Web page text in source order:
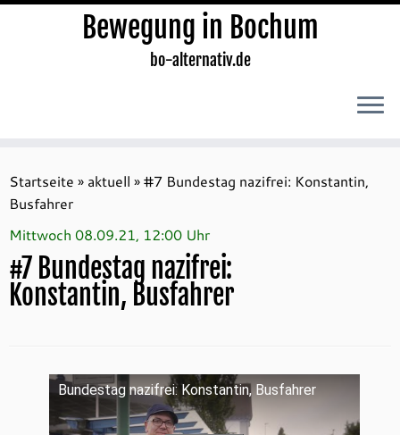
Inhalt
springen
Bewegung in Bochum
bo-alternativ.de
Startseite » aktuell »#7 Bundestag nazifrei: Konstantin,
Busfahrer
Mittwoch 08.09.21, 12:00 Uhr
#7 Bundestag nazifrei:
Konstantin, Busfahrer
Bundestag nazifrei: Konstantin, Busfahrer